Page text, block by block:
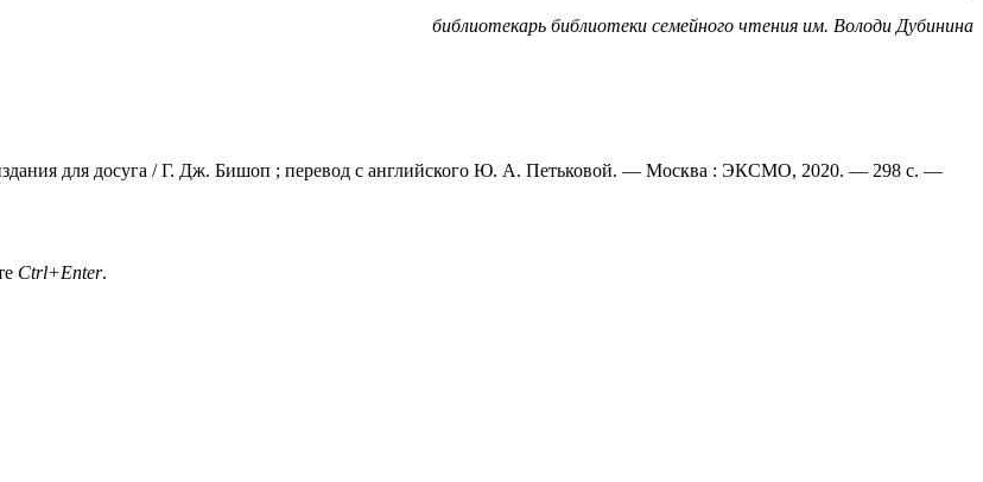
библиотекарь библиотеки семейного чтения им. Володи Дубинина
для досуга / Г. Дж. Бишоп ; перевод с английского Ю. А. Петьковой. — Москва : ЭКСМО, 2020. — 298 с. —
Ctrl+Enter.